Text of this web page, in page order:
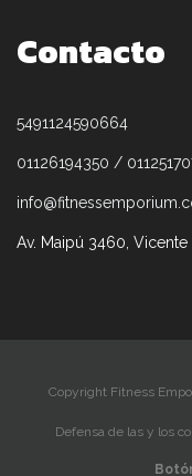
Contacto
5491124590664
01126194350 /
Av. Maipú 3460,
Copyright Fitness
Defensa de las y los